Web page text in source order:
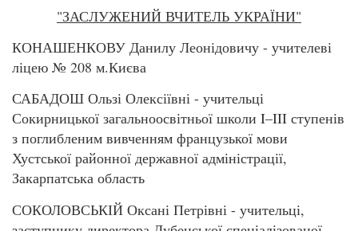
"ЗАСЛУЖЕНИЙ ВЧИТЕЛЬ УКРАЇНИ"
КОНАШЕНКОВУ Данилу Леонідовичу - учителеві
ліцею № 208 м.Києва
САБАДОШ Ользі Олексіївні - учительці
Сокирницької загальноосвітньої школи I–III ступенів
з поглибленим вивченням французької мови
Хустської районної державної адміністрації,
Закарпатська область
СОКОЛОВСЬКІЙ Оксані Петрівні - учительці,